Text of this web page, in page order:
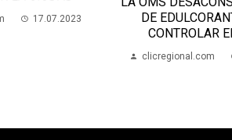
DE EDULCORANTE PARA
CONTROLAR EL PESO
16.05.2023